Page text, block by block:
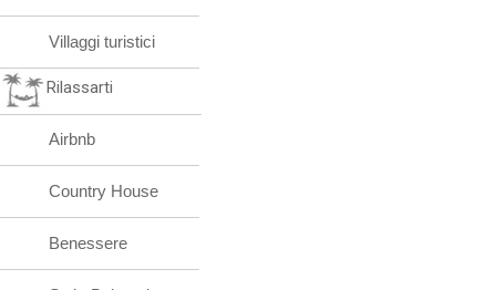
Villaggi turistici
Rilassarti
Airbnb
Country House
Benessere